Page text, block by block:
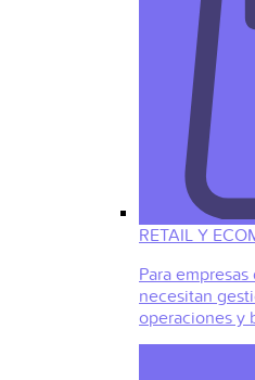
RETAIL Y
Para
necesitan
operaciones y